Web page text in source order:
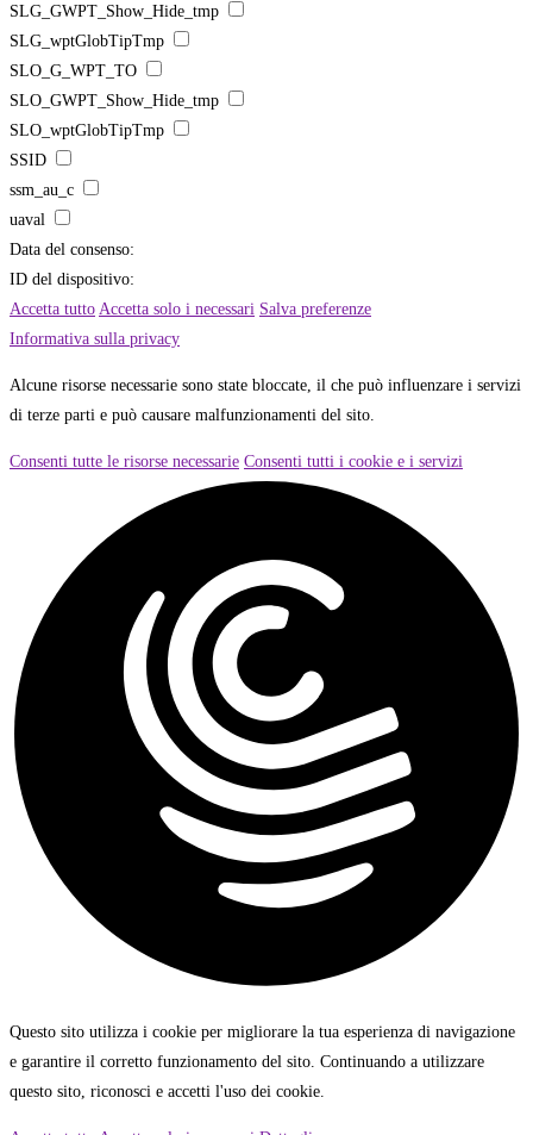
SLG_GWPT_Show_Hide_tmp
SLG_wptGlobTipTmp
SLO_G_WPT_TO
SLO_GWPT_Show_Hide_tmp
SLO_wptGlobTipTmp
SSID
ssm_au_c
uaval
Data del consenso:
ID del dispositivo:
Accetta tutto Accetta solo i necessari Salva preferenze
Informativa sulla privacy
Alcune risorse necessarie sono state bloccate, il che può influenzare i servizi
di terze parti e può causare malfunzionamenti del sito.
Consenti tutte le risorse necessarie Consenti tutti i cookie e i servizi
Questo sito utilizza i cookie per migliorare la tua esperienza di navigazione
e garantire il corretto funzionamento del sito. Continuando a utilizzare
questo sito, riconosci e accetti l'uso dei cookie.